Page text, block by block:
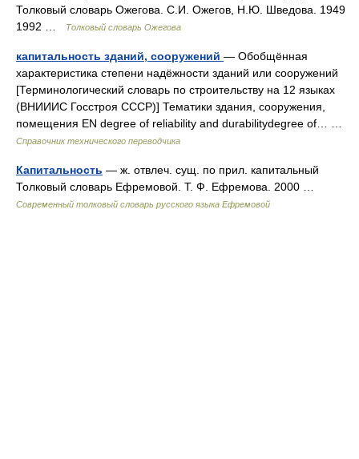
Толковый словарь Ожегова. С.И. Ожегов, Н.Ю. Шведова. 1949
1992 …
Толковый словарь Ожегова
капитальность зданий, сооружений — Обобщённая
характеристика степени надёжности зданий или сооружений
[Терминологический словарь по строительству на 12 языках
(ВНИИИС Госстроя СССР)] Тематики здания, сооружения,
помещения EN degree of reliability and durabilitydegree of… …
Справочник технического переводчика
Капитальность — ж. отвлеч. сущ. по прил. капитальный
Толковый словарь Ефремовой. Т. Ф. Ефремова. 2000 …
Современный толковый словарь русского языка Ефремовой